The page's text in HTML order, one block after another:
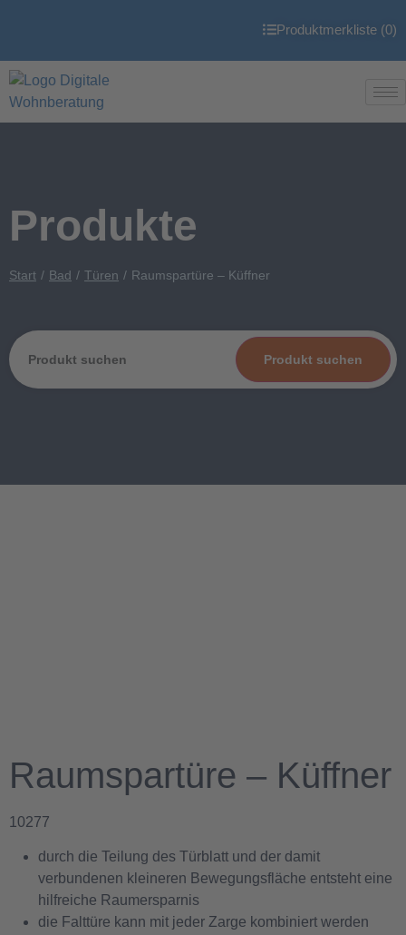
Produktmerkliste (0)
Produkte
Start Bad Türen Raumspartüre – Küffner
Produkt suchen
Raumspartüre – Küffner
10277
durch die Teilung des Türblatt und der damit
verbundenen kleineren Bewegungsfläche entsteht eine
hilfreiche Raumersparnis
die Falttüre kann mit jeder Zarge kombiniert werden